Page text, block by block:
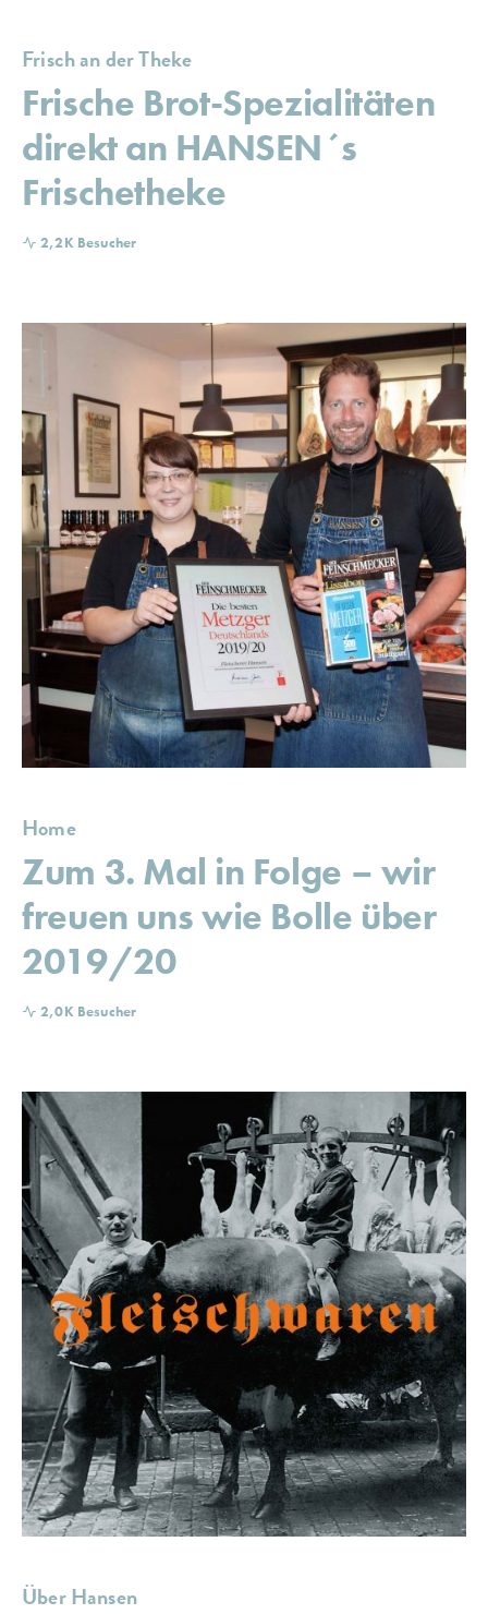
Frisch an der Theke
Frische Brot-Spezialitäten
direkt an HANSEN´s
Frischetheke
2,2K Besucher
Home
Zum 3. Mal in Folge – wir
freuen uns wie Bolle über
2019/20
2,0K Besucher
Über Hansen